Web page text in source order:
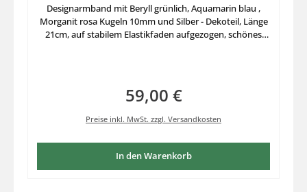
Designarmband mit Beryll grünlich, Aquamarin blau ,
Morganit rosa Kugeln 10mm und Silber - Dekoteil, Länge
21cm, auf stabilem Elastikfaden aufgezogen, schönes
Regulärer Preis:
59,00 €
Preise inkl. MwSt. zzgl. Versandkosten
In den Warenkorb